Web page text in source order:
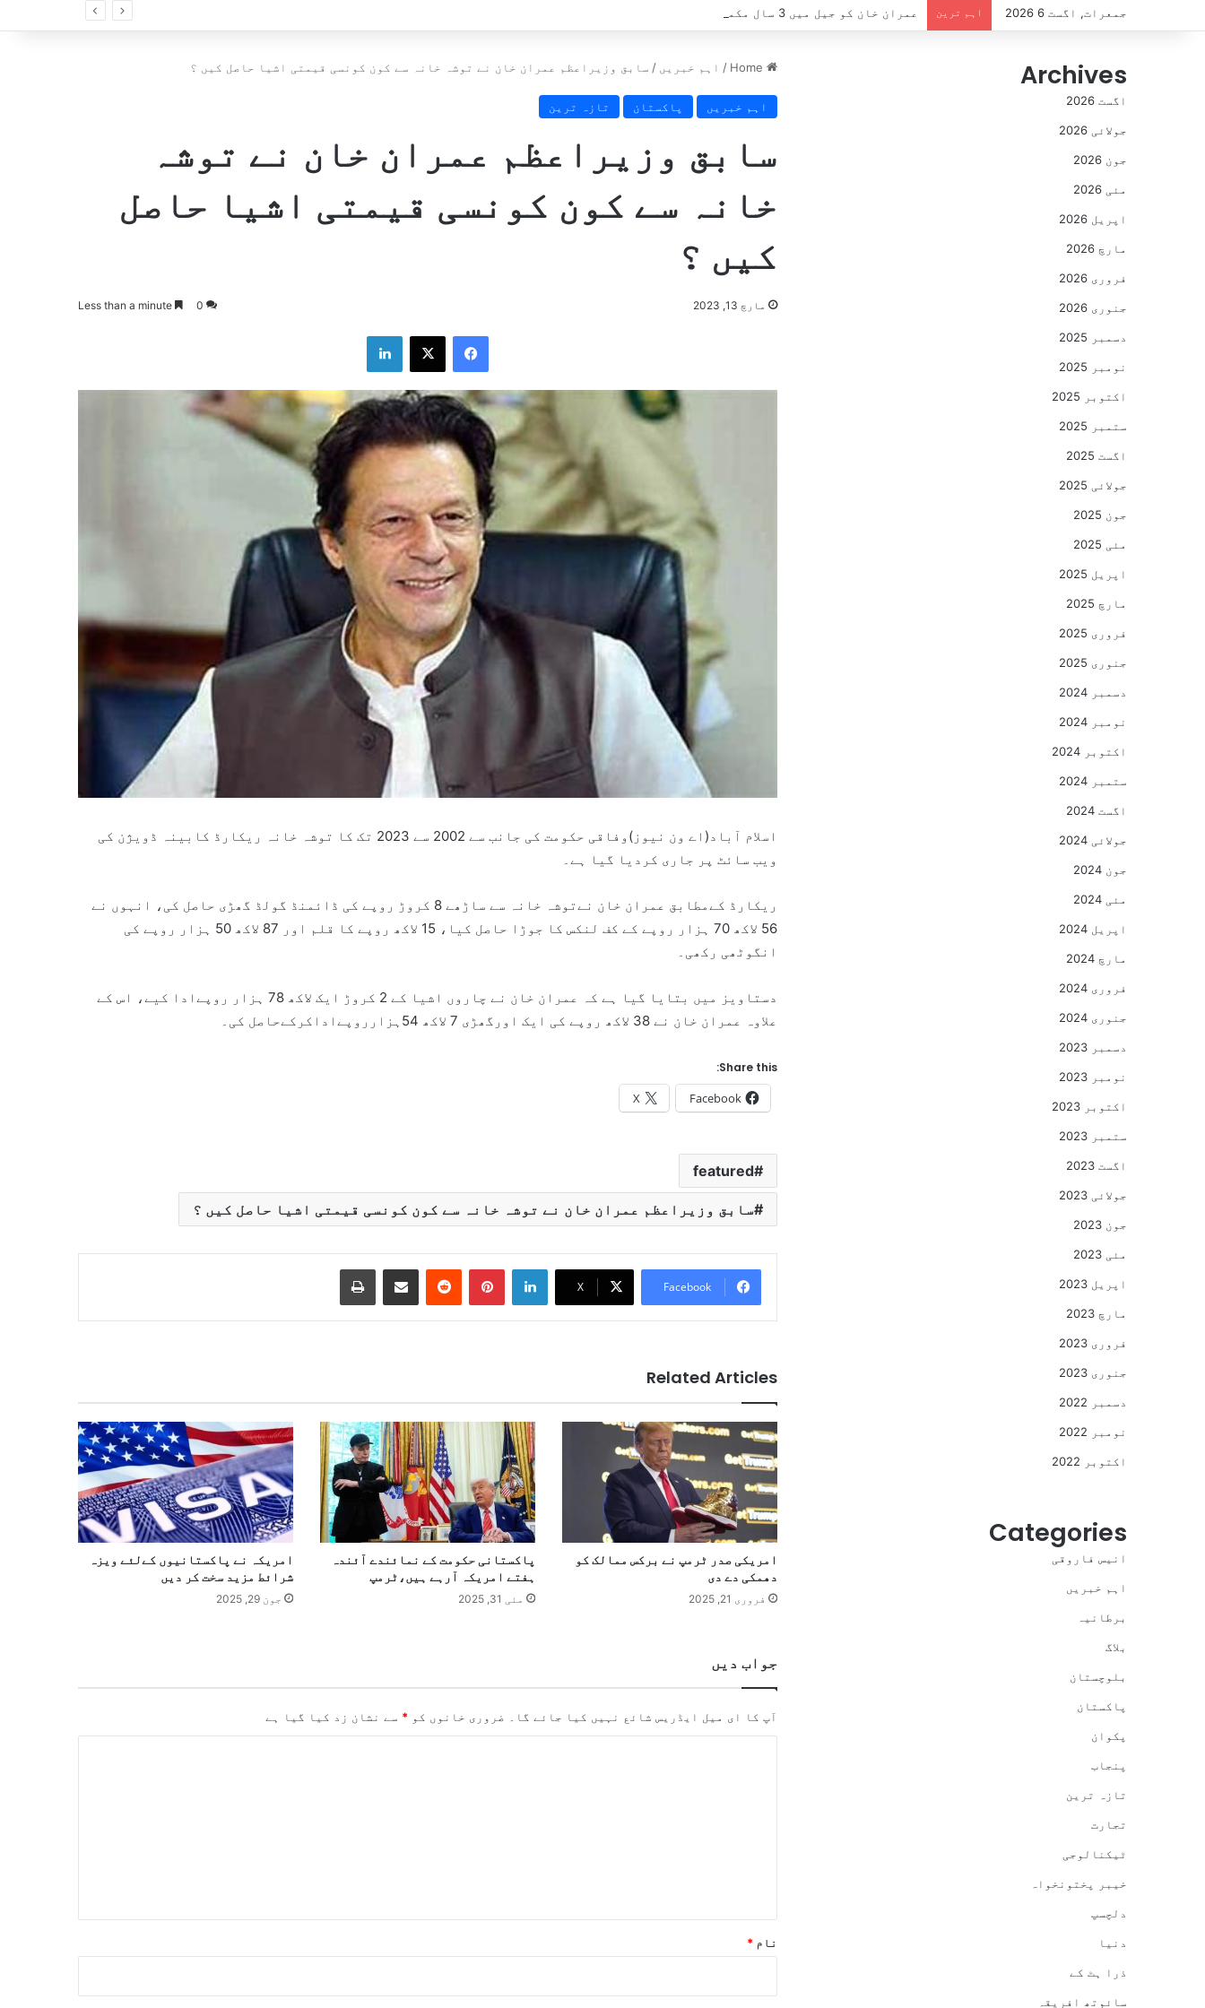
جمعرات, اگست 6 2026 اہم ترین عمران خان کو جیل میں 3 سال مکمل، بانی پی ٹی آئی کو دستیاب سہولیات سے متعلق اہم رپورٹ سامنے آگئی
/ اہم خبریں / سابق وزیراعظم عمران خان نے توشہ خانہ سے کون کونسی قیمتی اشیا حاصل کیں ؟
اہم خبریں پاکستان تازہ ترین
سابق وزیراعظم عمران خان نے توشہ
خانہ سے کون کونسی قیمتی اشیا حاصل
کیں ؟
مارچ 13, 2023 0
اسلام آباد(اے ون نیوز)وفاقی حکومت کی جانب سے 2002 سے 2023 تک کا توشہ خانہ ریکارڈ کابینہ ڈویژن کی
ویب سائٹ پر جاری کردیا گیا ہے۔
ریکارڈ کےمطابق عمران خان نےتوشہ خانہ سے ساڑھے 8 کروڑ روپے کی ڈائمنڈ گولڈ گھڑی حاصل کی، انہوں نے
56 لاکھ 70 ہزار روپے کے کف لنکس کا جوڑا حاصل کیا، 15 لاکھ روپے کا قلم اور 87 لاکھ 50 ہزار روپے کی
انگوٹھی رکھی۔
دستاویز میں بتایا گیا ہے کہ عمران خان نے چاروں اشیا کے 2 کروڑ ایک لاکھ 78 ہزار روپےادا کیے، اس کے
علاوہ عمران خان نے 38 لاکھ روپے کی ایک اورگھڑی 7 لاکھ 54ہزارروپےاداکرکےحاصل کی۔
Share this:
Facebook
X
featured
سابق وزیراعظم عمران خان نے توشہ خانہ سے کون کونسی قیمتی اشیا حاصل کیں ؟
Facebook
X
Related Articles
امریکی صدر ٹرمپ نے برکس ممالک کو
دھمکی دے دی
فروری 21, 2025
پاکستانی حکومت کے نمائندے آئندہ
ہفتے امریکہ آرہے ہیں،ٹرمپ
مئی 31, 2025
امریکہ نے پاکستانیوں کےلئے ویزہ
شرائط مزید سخت کر دیں
جون 29, 2025
جواب دیں
آپ کا ای میل ایڈریس شائع نہیں کیا جائے گا۔ ضروری خانوں کو * سے نشان زد کیا گیا ہے
نام *
Archives
اگست 2026
جولائی 2026
جون 2026
مئی 2026
اپریل 2026
مارچ 2026
فروری 2026
جنوری 2026
دسمبر 2025
نومبر 2025
اکتوبر 2025
ستمبر 2025
اگست 2025
جولائی 2025
جون 2025
مئی 2025
اپریل 2025
مارچ 2025
فروری 2025
جنوری 2025
دسمبر 2024
نومبر 2024
اکتوبر 2024
ستمبر 2024
اگست 2024
جولائی 2024
جون 2024
مئی 2024
اپریل 2024
مارچ 2024
فروری 2024
جنوری 2024
دسمبر 2023
نومبر 2023
اکتوبر 2023
ستمبر 2023
اگست 2023
جولائی 2023
جون 2023
مئی 2023
اپریل 2023
مارچ 2023
فروری 2023
جنوری 2023
دسمبر 2022
نومبر 2022
اکتوبر 2022
Categories
انیس فاروقی
اہم خبریں
برطانیہ
بلاگ
بلوچستان
پاکستان
پکوان
پنجاب
تازہ ترین
تجارت
ٹیکنالوجی
خیبر پختونخواہ
دلچسپ
دنیا
ذرا ہٹ کے
سائوتھ افریقہ